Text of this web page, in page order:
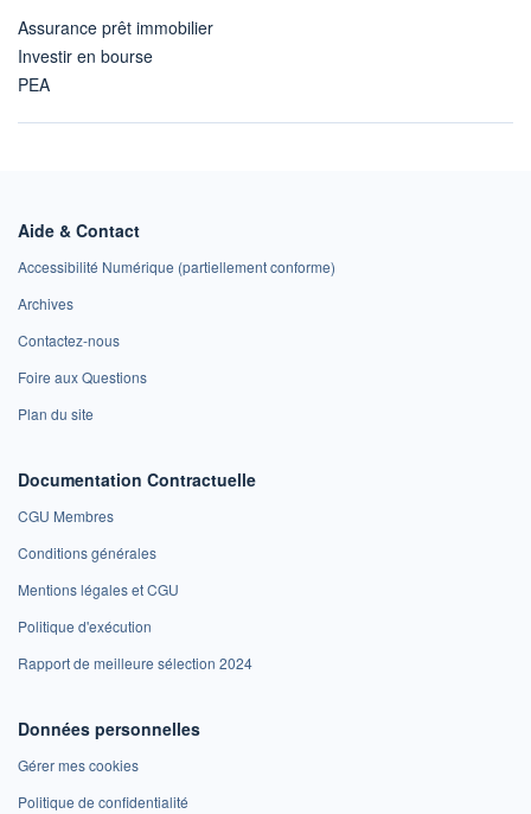
Assurance prêt immobilier
Investir en bourse
PEA
Aide & Contact
Accessibilité Numérique (partiellement conforme)
Archives
Contactez-nous
Foire aux Questions
Plan du site
Documentation Contractuelle
CGU Membres
Conditions générales
Mentions légales et CGU
Politique d'exécution
Rapport de meilleure sélection 2024
Données personnelles
Gérer mes cookies
Politique de confidentialité